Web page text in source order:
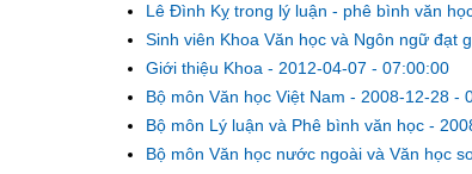
Lê Đình Kỵ trong lý luận - phê bình văn
Sinh viên Khoa Văn học và Ngôn ngữ đạt
Giới thiệu Khoa - 2012-04-07 - 07:00:00
Bộ môn Văn học Việt Nam - 2008-12-28 -
Bộ môn Lý luận và Phê bình văn học -
Bộ môn Văn học nước ngoài và Văn học